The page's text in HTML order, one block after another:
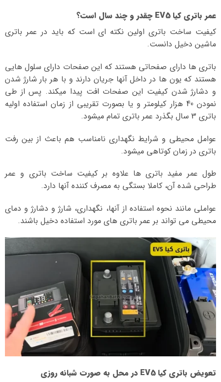
عمر باتری کیا EV5 چقدر و چند سال است؟
کیفیت ساخت باتری اولین نکته ای است که باید در عمر باتری
ماشین دخیل دانست.
باتری ها دارای صفحاتی هستند که این صفحات دارای سلول هایی
هستند که یون ها در داخل آنها جریان دارند و با هر بار شارژ شدن
و دشارژ شدن کیفیت این صفحات افت پیدا میکند. پس از طی
نمودن 40 هزار کیلومتر و یا بصورت تقریبی از زمان استفاده اولیه
باتری 3 سال بگذرد عمر باتری تمام میشود.
عوامل محیطی و شرایط نگهداری نامناسب هم باعث از بین رفت
باتری در زمان کوتاهی میشود.
طول عمر مفید باتری ها علاوه بر کیفیت ساخت باتری و عمر
طراحی شده آن، کاملا بستگی به مصرف کننده آنها دارد.
عواملی مانند نحوه استفاده از آنها، نگهداری، شارژ و دشارژ و دمای
محیطی می تواند بر عمر باتری های مورد استفاده دخیل باشند.
تعویض باتری کیا EV5 در محل به صورت شبانه روزی